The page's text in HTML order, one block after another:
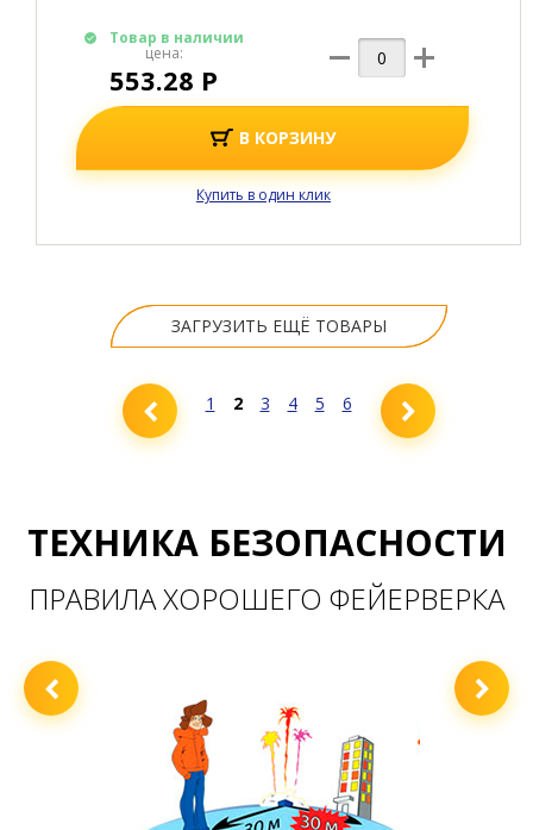
Товар в наличии
цена:
553.28 Р
В КОРЗИНУ
Купить в один клик
ЗАГРУЗИТЬ ЕЩЁ ТОВАРЫ
1 2 3 4 5 6
ТЕХНИКА БЕЗОПАСНОСТИ
ПРАВИЛА ХОРОШЕГО ФЕЙЕРВЕРКА